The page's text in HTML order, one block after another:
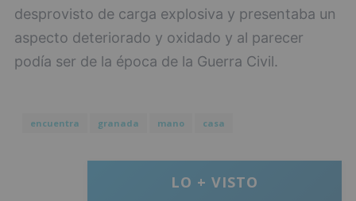
desprovisto de carga explosiva y presentaba un
aspecto deteriorado y oxidado y al parecer
podía ser de la época de la Guerra Civil.
encuentra granada mano casa
LO + VISTO